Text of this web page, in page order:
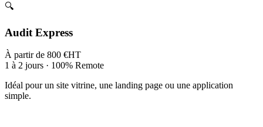
🔍
Audit Express
À partir de 800 €HT
1 à 2 jours · 100% Remote
Idéal pour un site vitrine, une landing page ou une application
simple.